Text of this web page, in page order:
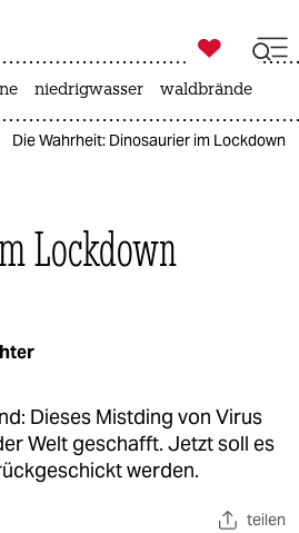
zahl ich
ich

taz zahl ich
niedrigwasser waldbrände
Die Wahrheit: Dinosaurier im Lockdown
Lockdown
Dieses Mistding von Virus
Welt geschafft. Jetzt soll es
werden.
teilen